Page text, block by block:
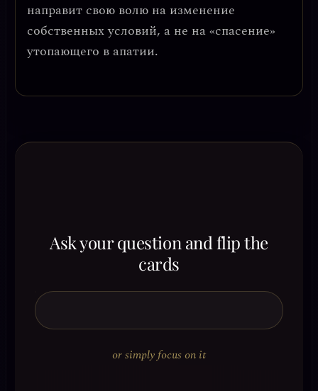
направит свою волю на изменение
собственных условий, а не на «спасение»
утопающего в апатии.
Ask your question and flip the
cards
or simply focus on it